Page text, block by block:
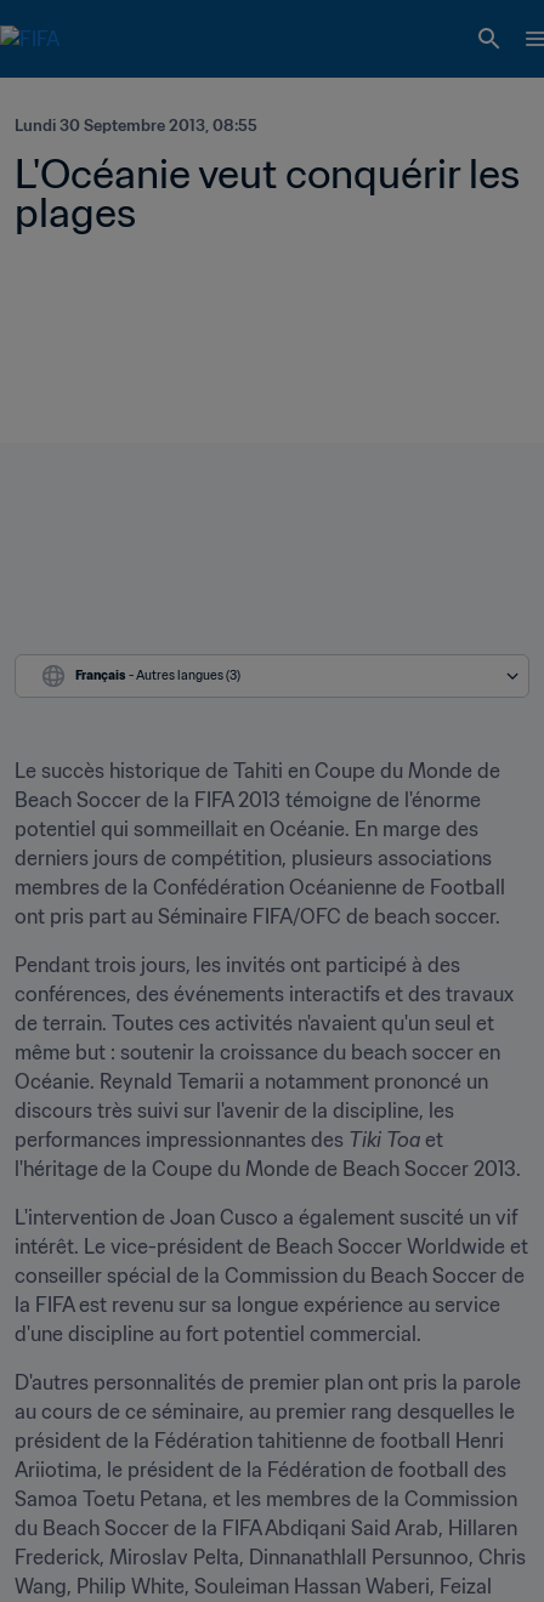
Lundi 30 Septembre 2013, 08:55
L'Océanie veut conquérir les
plages
Français - Autres langues (3)
Le succès historique de Tahiti en Coupe du Monde de
Beach Soccer de la FIFA 2013 témoigne de l'énorme
potentiel qui sommeillait en Océanie. En marge des
derniers jours de compétition, plusieurs associations
membres de la Confédération Océanienne de Football
ont pris part au Séminaire FIFA/OFC de beach soccer.
Pendant trois jours, les invités ont participé à des
conférences, des événements interactifs et des travaux
de terrain. Toutes ces activités n'avaient qu'un seul et
même but : soutenir la croissance du beach soccer en
Océanie. Reynald Temarii a notamment prononcé un
discours très suivi sur l'avenir de la discipline, les
performances impressionnantes des Tiki Toa et
l'héritage de la Coupe du Monde de Beach Soccer 2013.
L'intervention de Joan Cusco a également suscité un vif
intérêt. Le vice-président de Beach Soccer Worldwide et
conseiller spécial de la Commission du Beach Soccer de
la FIFA est revenu sur sa longue expérience au service
d'une discipline au fort potentiel commercial.
D'autres personnalités de premier plan ont pris la parole
au cours de ce séminaire, au premier rang desquelles le
président de la Fédération tahitienne de football Henri
Ariiotima, le président de la Fédération de football des
Samoa Toetu Petana, et les membres de la Commission
du Beach Soccer de la FIFA Abdiqani Said Arab, Hillaren
Frederick, Miroslav Pelta, Dinnanathlall Persunnoo, Chris
Wang, Philip White, Souleiman Hassan Waberi, Feizal